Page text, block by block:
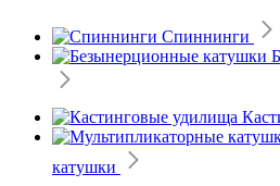
Спиннинги
катушки